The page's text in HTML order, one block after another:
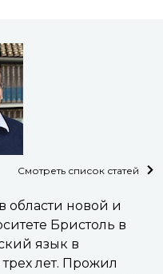
Смотреть список статей
области новой и
Бристоль в
язык в
лет. Прожил